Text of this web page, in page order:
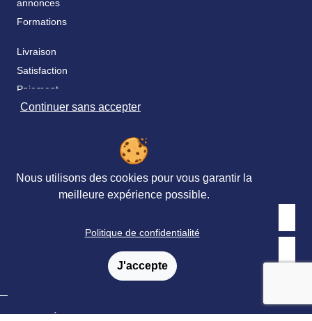
annonces
Formations
Livraison
Satisfaction
Paiement
Catalogue & bon de commande
Nos partenaires
© Ortho Édition 2023 - Tous droits réservés
Continuer sans accepter
Nous utilisons des cookies pour vous garantir la
meilleure expérience possible.
Politique de confidentialité
J'accepte